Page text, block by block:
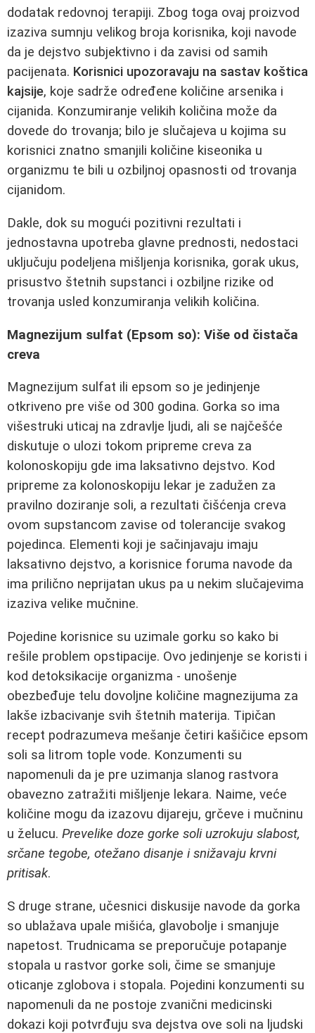
dodatak redovnoj terapiji. Zbog toga ovaj proizvod
izaziva sumnju velikog broja korisnika, koji navode
da je dejstvo subjektivno i da zavisi od samih
pacijenata. Korisnici upozoravaju na sastav koštica
kajsije, koje sadrže određene količine arsenika i
cijanida. Konzumiranje velikih količina može da
dovede do trovanja; bilo je slučajeva u kojima su
korisnici znatno smanjili količine kiseonika u
organizmu te bili u ozbiljnoj opasnosti od trovanja
cijanidom.
Dakle, dok su mogući pozitivni rezultati i
jednostavna upotreba glavne prednosti, nedostaci
uključuju podeljena mišljenja korisnika, gorak ukus,
prisustvo štetnih supstanci i ozbiljne rizike od
trovanja usled konzumiranja velikih količina.
Magnezijum sulfat (Epsom so): Više od čistača
creva
Magnezijum sulfat ili epsom so je jedinjenje
otkriveno pre više od 300 godina. Gorka so ima
višestruki uticaj na zdravlje ljudi, ali se najčešće
diskutuje o ulozi tokom pripreme creva za
kolonoskopiju gde ima laksativno dejstvo. Kod
pripreme za kolonoskopiju lekar je zadužen za
pravilno doziranje soli, a rezultati čišćenja creva
ovom supstancom zavise od tolerancije svakog
pojedinca. Elementi koji je sačinjavaju imaju
laksativno dejstvo, a korisnice foruma navode da
ima prilično neprijatan ukus pa u nekim slučajevima
izaziva velike mučnine.
Pojedine korisnice su uzimale gorku so kako bi
rešile problem opstipacije. Ovo jedinjenje se koristi i
kod detoksikacije organizma - unošenje
obezbeđuje telu dovoljne količine magnezijuma za
lakše izbacivanje svih štetnih materija. Tipičan
recept podrazumeva mešanje četiri kašičice epsom
soli sa litrom tople vode. Konzumenti su
napomenuli da je pre uzimanja slanog rastvora
obavezno zatražiti mišljenje lekara. Naime, veće
količine mogu da izazovu dijareju, grčeve i mučninu
u želucu. Prevelike doze gorke soli uzrokuju slabost,
srčane tegobe, otežano disanje i snižavaju krvni
pritisak.
S druge strane, učesnici diskusije navode da gorka
so ublažava upale mišića, glavobolje i smanjuje
napetost. Trudnicama se preporučuje potapanje
stopala u rastvor gorke soli, čime se smanjuje
oticanje zglobova i stopala. Pojedini konzumenti su
napomenuli da ne postoje zvanični medicinski
dokazi koji potvrđuju sva dejstva ove soli na ljudski